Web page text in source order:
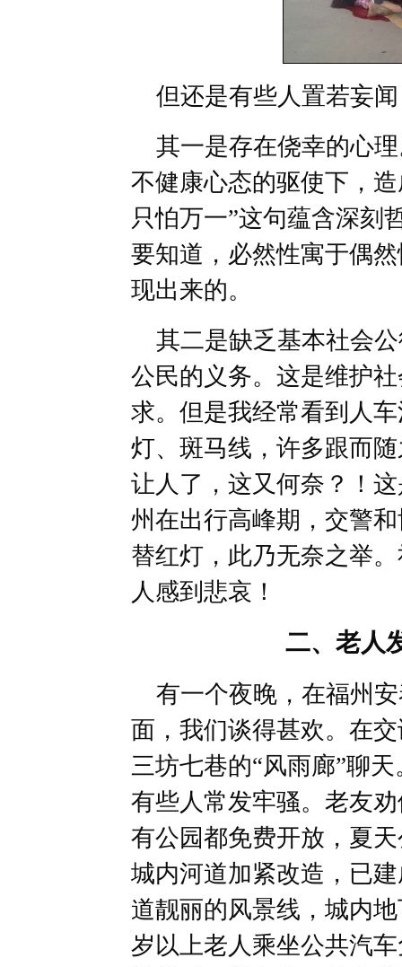
但还是有些人置若妄
其一是存在侥幸的心
不健康心态的驱使下，
只怕万一”这句蕴含深刻
要知道，必然性寓于偶
现出来的。
其二是缺乏基本社会
公民的义务。这是维护
求。但是我经常看到人
灯、斑马线，许多跟而
让人了，这又何奈？！
州在出行高峰期，交警
替红灯，此乃无奈之举
人感到悲哀！
二、老人
有一个夜晚，在福州
面，我们谈得甚欢。在
三坊七巷的“风雨廊”聊
有些人常发牢骚。老友
有公园都免费开放，夏
城内河道加紧改造，已
道靓丽的风景线，城内
岁以上老人乘坐公共汽